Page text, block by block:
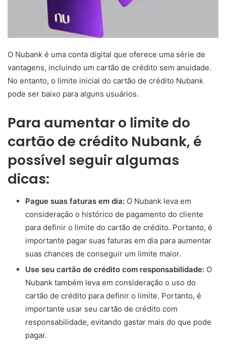
O Nubank é uma conta digital que oferece uma série de
vantagens, incluindo um cartão de crédito sem anuidade.
No entanto, o limite inicial do cartão de crédito Nubank
pode ser baixo para alguns usuários.
Para aumentar o limite do
cartão de crédito Nubank, é
possível seguir algumas
dicas:
Pague suas faturas em dia: O Nubank leva em
consideração o histórico de pagamento do cliente
para definir o limite do cartão de crédito. Portanto, é
importante pagar suas faturas em dia para aumentar
suas chances de conseguir um limite maior.
Use seu cartão de crédito com responsabilidade: O
Nubank também leva em consideração o uso do
cartão de crédito para definir o limite. Portanto, é
importante usar seu cartão de crédito com
responsabilidade, evitando gastar mais do que pode
pagar.